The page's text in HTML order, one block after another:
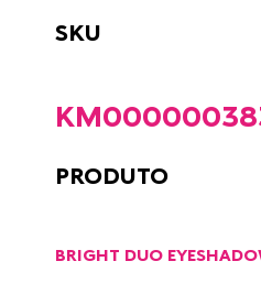
SKU
PRODUTO
BRIGHT DUO